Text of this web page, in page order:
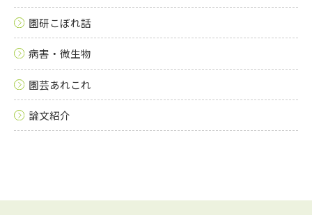
園研こぼれ話
病害・微生物
園芸あれこれ
論文紹介